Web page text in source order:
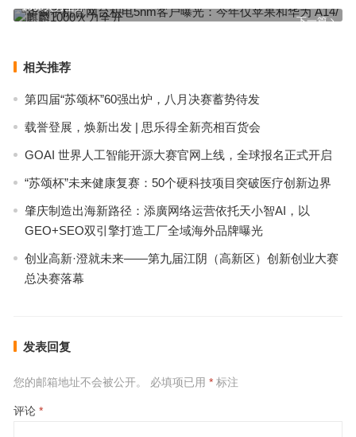
下一篇
1000火力全开
相关推荐
第四届“苏颂杯”60强出炉，八月决赛蓄势待发
载誉登展，焕新出发 | 思乐得全新亮相百货会
GOAI 世界人工智能开源大赛官网上线，全球报名正式开启
“苏颂杯”未来健康复赛：50个硬科技项目突破医疗创新边界
肇庆制造出海新路径：添廣网络运营依托天小智AI，以
GEO+SEO双引擎打造工厂全域海外品牌曝光
创业高新·澄就未来——第九届江阴（高新区）创新创业大赛
总决赛落幕
发表回复
您的邮箱地址不会被公开。 必填项已用 *标注
评论 *